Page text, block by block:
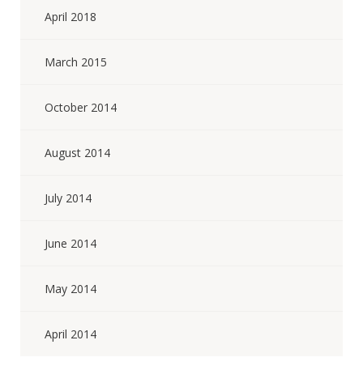
April 2018
March 2015
October 2014
August 2014
July 2014
June 2014
May 2014
April 2014